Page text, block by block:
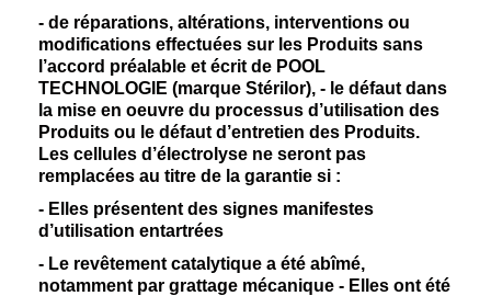
- de réparations, altérations, interventions ou
modifications effectuées sur les Produits sans
l’accord préalable et écrit de POOL
TECHNOLOGIE (marque Stérilor), - le défaut dans
la mise en oeuvre du processus d’utilisation des
Produits ou le défaut d’entretien des Produits.
Les cellules d’électrolyse ne seront pas
remplacées au titre de la garantie si :
- Elles présentent des signes manifestes
d’utilisation entartrées
- Le revêtement catalytique a été abîmé,
notamment par grattage mécanique - Elles ont été